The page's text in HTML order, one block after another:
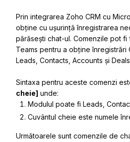
Prin integrarea Zoho CRM cu
obține cu ușurință înregistrarea
părăsești chat-ul. Comenzile pot
Teams pentru a obține înregistrări
Leads, Contacts, Accounts și
Sintaxa pentru aceste comenzi
cheie] unde:
Modulul poate fi Leads,
Cuvântul cheie este numele
Următoarele sunt comenzile de